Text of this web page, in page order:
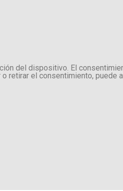
del dispositivo. El
retirar el consentimiento, puede